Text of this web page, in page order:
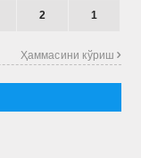
2 1
Ҳаммасини кўриш 